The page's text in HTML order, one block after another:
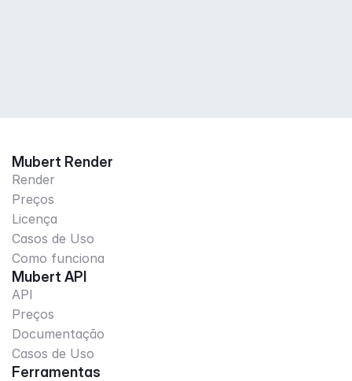
Mubert Render
Render
Preços
Licença
Casos de Uso
Como funciona
Mubert API
API
Preços
Documentação
Casos de Uso
Ferramentas